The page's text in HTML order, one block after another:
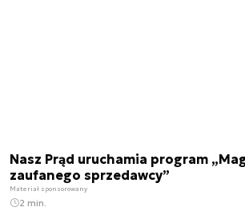
Nasz Prąd uruchamia program
zaufanego sprzedawcy”
Materiał sponsorowany
2 min.